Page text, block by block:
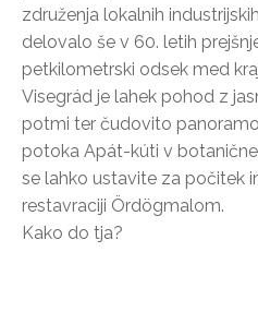
združenja lokalnih
delovalo še v 60. letih
petkilometrski odsek med
Visegrád je lahek pohod z
potmi ter čudovito
potoka Apát-kúti v
se lahko ustavite za počitek
restavraciji Ördögmalom.
Kako do tja?